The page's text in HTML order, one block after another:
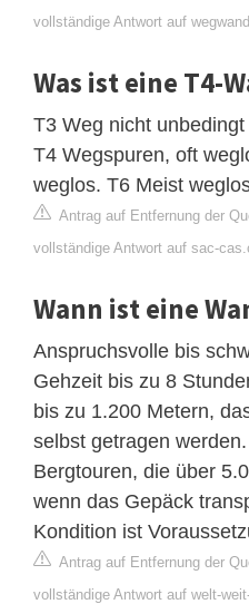
vollständige Antwort auf
Was ist eine T4-
T3 Weg nicht
T4 Wegspuren, oft
weglos. T6 Meist
Antrag auf Entfernung der
vollständige Antwort auf sac-
Wann ist eine
Anspruchsvolle bis
Gehzeit bis zu 8
bis zu 1.200 Metern,
selbst getragen
Bergtouren, die über
wenn das Gepäck
Kondition ist
Antrag auf Entfernung der
vollständige Antwort auf welt-